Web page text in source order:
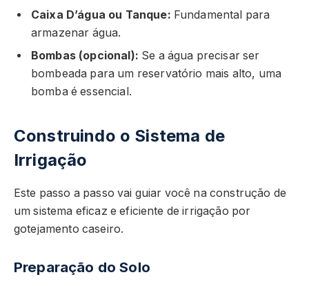
Caixa D’água ou Tanque: Fundamental para
armazenar água.
Bombas (opcional): Se a água precisar ser
bombeada para um reservatório mais alto, uma
bomba é essencial.
Construindo o Sistema de
Irrigação
Este passo a passo vai guiar você na construção de
um sistema eficaz e eficiente de irrigação por
gotejamento caseiro.
Preparação do Solo